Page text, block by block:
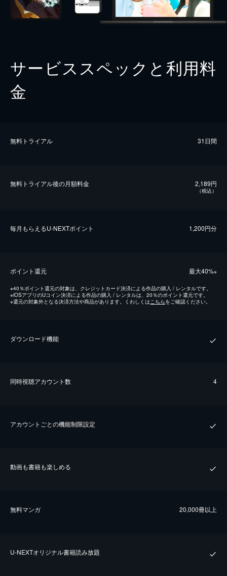
サービススペックと利用料
金
無料トライアル 31日間
無料トライアル後の⽉額料金 2,189円
（税込）
毎⽉もらえるU-NEXTポイント 1,200円分
ポイント還元 最⼤40%※
※40％ポイント還元の対象は、クレジットカード決済による作品の購入 / レンタルです。
※iOSアプリのUコイン決済による作品の購入 / レンタルは、20％のポイント還元です。
※還元の対象外となる決済方法や商品があります。くわしくはこちらをご確認ください。
ダウンロード機能
同時視聴アカウント数 4
アカウントごとの機能制限設定
動画も書籍も楽しめる
無料マンガ 20,000冊以上
U-NEXTオリジナル書籍読み放題